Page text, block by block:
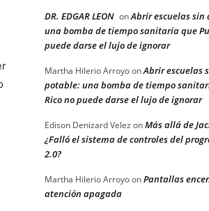
DR. EDGAR LEON onAbrir escuelas
una bomba de tiempo sanitaria que
puede darse el lujo de ignorar
Martha Hilerio ArroyoonAbrir escuelas
potable: una bomba de tiempo
Rico no puede darse el lujo de ignorar
Edison Denizard Velez onMás allá de
¿Falló el sistema de controles del
2.0?
Martha Hilerio ArroyoonPantallas
atención apagada